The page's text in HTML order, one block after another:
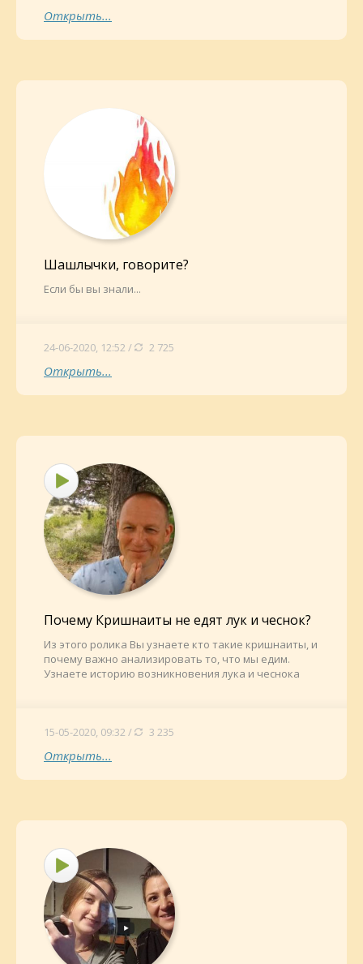
Открыть...
Шашлычки, говорите?
Если бы вы знали...
24-06-2020, 12:52 / 2 725
Открыть...
Почему Кришнаиты не едят лук и чеснок?
Из этого ролика Вы узнаете кто такие кришнаиты, и
почему важно анализировать то, что мы едим.
Узнаете историю возникновения лука и чеснока
15-05-2020, 09:32 / 3 235
Открыть...